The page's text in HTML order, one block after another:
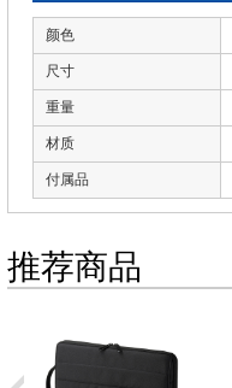
颜色
尺寸
重量
材质
付属品
推荐商品